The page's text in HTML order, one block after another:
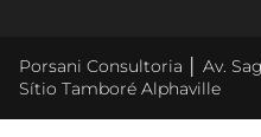
Porsani Consultoria │ Av.
Sítio Tamboré Alphaville